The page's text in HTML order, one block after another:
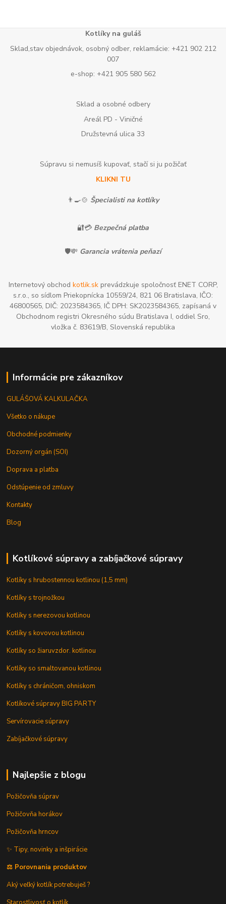
Kotlíky na guláš
Sklad,stav objednávok, osobný odber, reklamácie: +421 902 212
007
e-shop: +421 905 580 562
Sklad a osobné odbery
Areál PD - Viničné
Družstevná ulica 33
Súpravu si nemusíš kupovať, stačí si ju požičať
KLIKNI TU
👨‍🍳🍲 Špecialisti na kotlíky
🔐💳 Bezpečná platba
🛡️💸 Garancia vrátenia peňazí
Internetový obchod kotlik.skprevádzkuje spoločnosť ENET CORP,
s.r.o., so sídlom Priekopnícka 10559/24, 821 06 Bratislava, IČO:
46800565, DIČ: 2023584365, IČ DPH: SK2023584365, zapísaná v
Obchodnom registri Okresného súdu Bratislava I, oddiel Sro,
vložka č. 83619/B, Slovenská republika
Informácie pre zákazníkov
GULÁŠOVÁ KALKULAČKA
Všetko o nákupe
Obchodné podmienky
Dozorný orgán (SOI)
Doprava a platba
Odstúpenie od zmluvy
Kontakty
Blog
Kotlíkové súpravy a zabíjačkové súpravy
Kotlíky s hrubostennou kotlinou (1,5 mm)
Kotlíky s trojnožkou
Kotlíky s nerezovou kotlinou
Kotlíky s kovovou kotlinou
Kotlíky so žiaruvzdor. kotlinou
Kotlíky so smaltovanou kotlinou
Kotlíky s chráničom, ohniskom
Kotlíkové súpravy BIG PARTY
Servírovacie súpravy
Zabíjačkové súpravy
Najlepšie z blogu
Požičovňa súprav
Požičovňa horákov
Požičovňa hrncov
✨ Tipy, novinky a inšpirácie
⚖️ Porovnania produktov
Aký veľký kotlík potrebuješ ?